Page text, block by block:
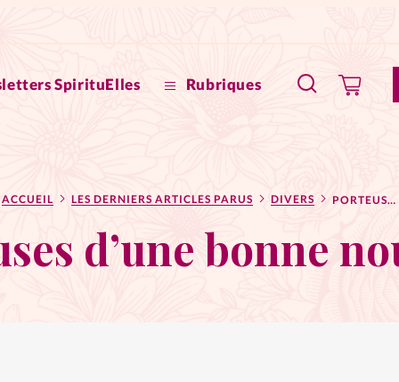
SpirituElles Rubriques
Bible
La
ACCUEIL LES DERNIERS ARTICLES PARUS DIVERS PORTEUSES D’UNE BONNE NOUVELLE!
d’une bonne